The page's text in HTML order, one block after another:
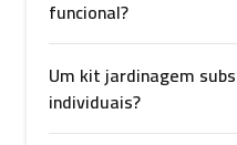
produzidos em aço
técnicos garantem
especialmente em
à umidade.
Entre os principais
funcional?
Um kit jardinagem
individuais?